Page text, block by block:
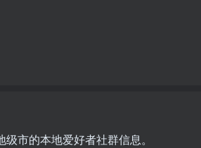
市的本地爱好者社群信息‌。